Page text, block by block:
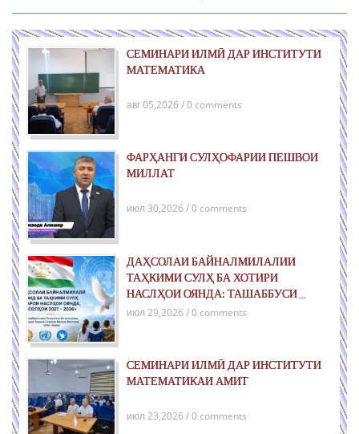
СЕМИНАРИ ИЛМӢ ДАР ИНСТИТУТИ
МАТЕМАТИКА
авг 05,2026 / 0 comments
ФАРҲАНГИ СУЛҲОФАРИИ ПЕШВОИ
МИЛЛАТ
июл 30,2026 / 0 comments
ДАҲСОЛАИ БАЙНАЛМИЛАЛИИ
ТАҲКИМИ СУЛҲ БА ХОТИРИ
НАСЛҲОИ ОЯНДА: ТАШАББУСИ
ҶАҲОНИИ ҶУМҲУРИИ ТОҶИКИСТОН
июл 29,2026 / 0 comments
СЕМИНАРИ ИЛМӢ ДАР ИНСТИТУТИ
МАТЕМАТИКАИ АМИТ
июл 23,2026 / 0 comments